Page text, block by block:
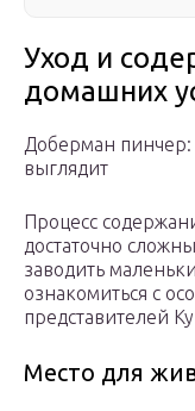
Уход и
домашних
Доберман пинчер:
выглядит
Процесс
достаточно
заводить
ознакомиться с
представителей
Место для